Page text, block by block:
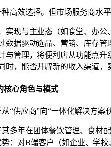
高效选择。但市场服务商水
实现与主业态（如食堂、办公
数据驱动选品、营销、库存管
与管理，将便利店从功能点升
时，能否开辟新的收入渠道，
核心角色与模式
“供应商”向“一体化解决方
多年在团体餐饮管理、食材
：对B端客户（如企业、学